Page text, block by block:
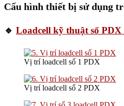
Cấu hình thiết bị sử dụng
🔹 Loadcell kỹ thuật số PDX
Vị trí loadcell số 1 PDX
Vị trí loadcell số 2 PDX